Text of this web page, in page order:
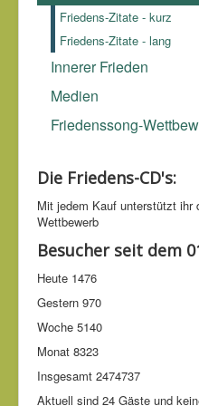
Friedens-Zitate - kurz
Friedens-Zitate - lang
Innerer Frieden
Medien
Friedenssong-
Die Friedens-CD's:
Mit jedem Kauf unter­stützt
Wettbe­werb
Besucher seit dem
Heute 1476
Gestern 970
Woche 5140
Monat 8323
Insgesamt 2474737
Aktuell sind 24 Gäste und